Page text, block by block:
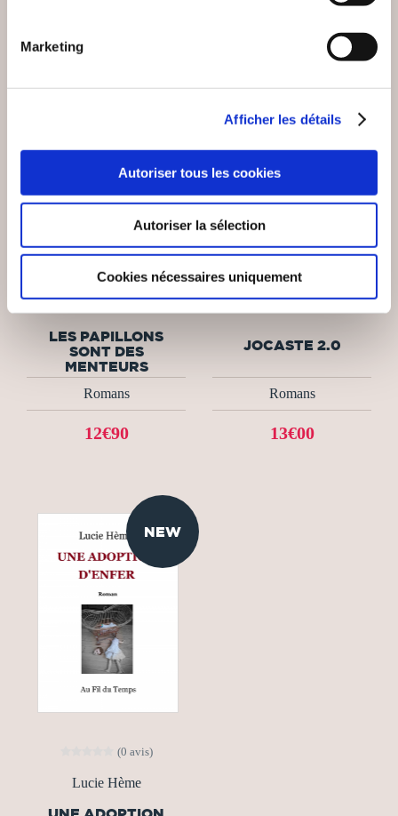
Marketing
Afficher les détails
Autoriser tous les cookies
Autoriser la sélection
Cookies nécessaires uniquement
(0 avis)
LES PAPILLONS
SONT DES
MENTEURS
Romans
12€90
NEW
JOCASTE 2.0
Romans
13€00
NEW
(0 avis)
Lucie Hème